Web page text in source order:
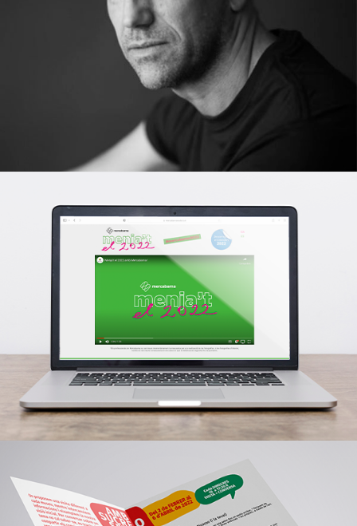
Les Antonietes
Campanyes culturals Estratègia de marketing i
branding
Mercabarna
Estratègia de marketing i branding